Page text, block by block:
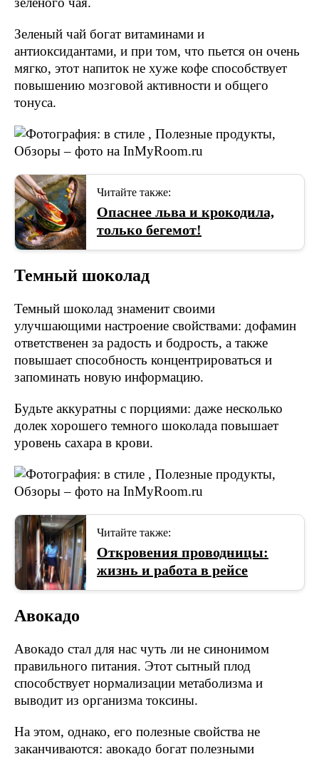
Зеленый чай богат витаминами и
антиоксидантами, и при том, что пьется он очень
мягко, этот напиток не хуже кофе способствует
повышению мозговой активности и общего
тонуса.
Читайте также:
Опаснее льва и крокодила,
только бегемот!
Темный шоколад
Темный шоколад знаменит своими
улучшающими настроение свойствами: дофамин
ответственен за радость и бодрость, а также
повышает способность концентрироваться и
запоминать новую информацию.
Будьте аккуратны с порциями: даже несколько
долек хорошего темного шоколада повышает
уровень сахара в крови.
Читайте также:
Откровения проводницы:
жизнь и работа в рейсе
Авокадо
Авокадо стал для нас чуть ли не синонимом
правильного питания. Этот сытный плод
способствует нормализации метаболизма и
выводит из организма токсины.
На этом, однако, его полезные свойства не
заканчиваются: авокадо богат полезными